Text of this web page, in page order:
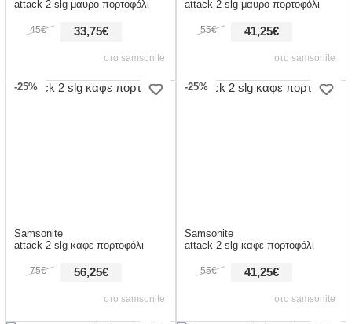
στο samsonite
attack 2 slg μαυρο πορτοφόλι
33,75€
45€
στο samsonite
attack 2 slg μαυρο πορτοφόλι
41,25€
55€
-25%
στο samsonite
Samsonite
attack 2 slg καφε πορτοφόλι
56,25€
75€
-25%
στο samsonite
Samsonite
attack 2 slg καφε πορτοφόλι
41,25€
55€